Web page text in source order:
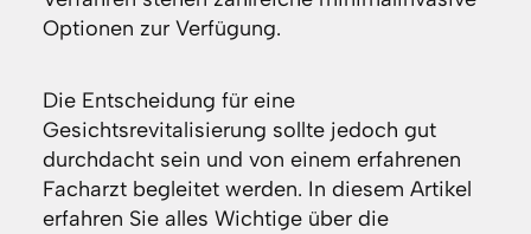
Optionen zur Verfügung.
Die Entscheidung für eine
Gesichtsrevitalisierung sollte jedoch gut
durchdacht sein und von einem erfahrenen
Facharzt begleitet werden. In diesem Artikel
erfahren Sie alles Wichtige über die